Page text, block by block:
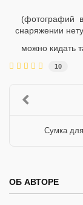
(фотографий
снаряжении
можно кидать
10
Сумка
ОБ АВТОРЕ